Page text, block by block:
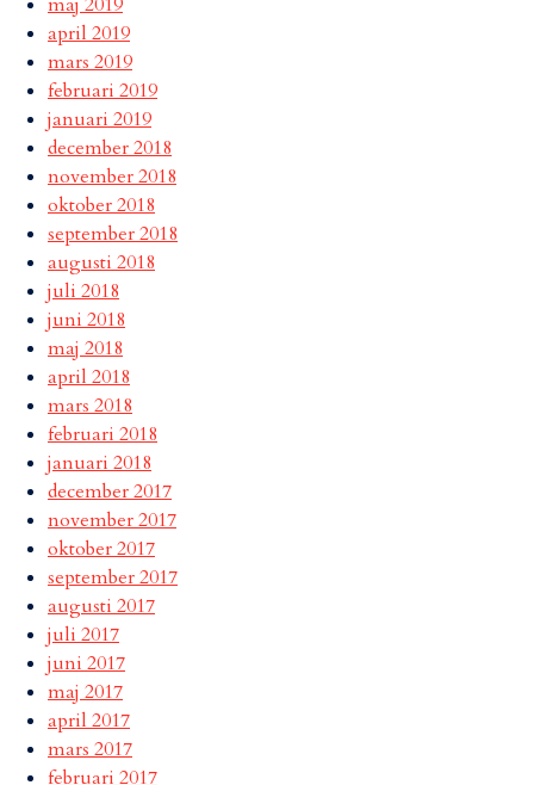
april 2019
mars 2019
februari 2019
januari 2019
december 2018
november 2018
oktober 2018
september 2018
augusti 2018
juli 2018
juni 2018
maj 2018
april 2018
mars 2018
februari 2018
januari 2018
december 2017
november 2017
oktober 2017
september 2017
augusti 2017
juli 2017
juni 2017
maj 2017
april 2017
mars 2017
februari 2017